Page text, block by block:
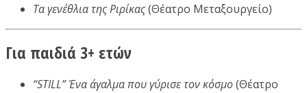
Τα γενέθλια της Ριρίκας(Θέατρο Μεταξουργείο)
Για παιδιά 3+ ετών
“STILL” Ένα άγαλμα που γύρισε τον κόσμο(Θέατρο